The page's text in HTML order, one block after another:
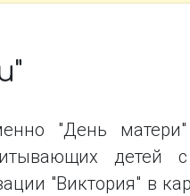
"День
детей с
"Виктория" в